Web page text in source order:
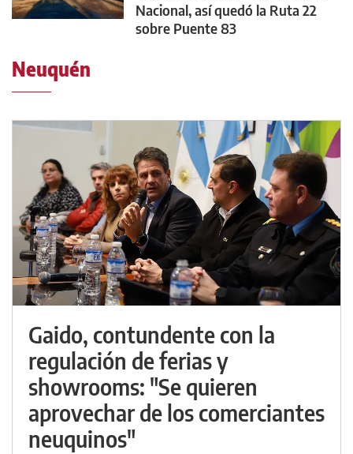
Nacional, así quedó la Ruta 22
sobre Puente 83
Neuquén
Gaido, contundente con la
regulación de ferias y
showrooms: "Se quieren
aprovechar de los comerciantes
neuquinos"